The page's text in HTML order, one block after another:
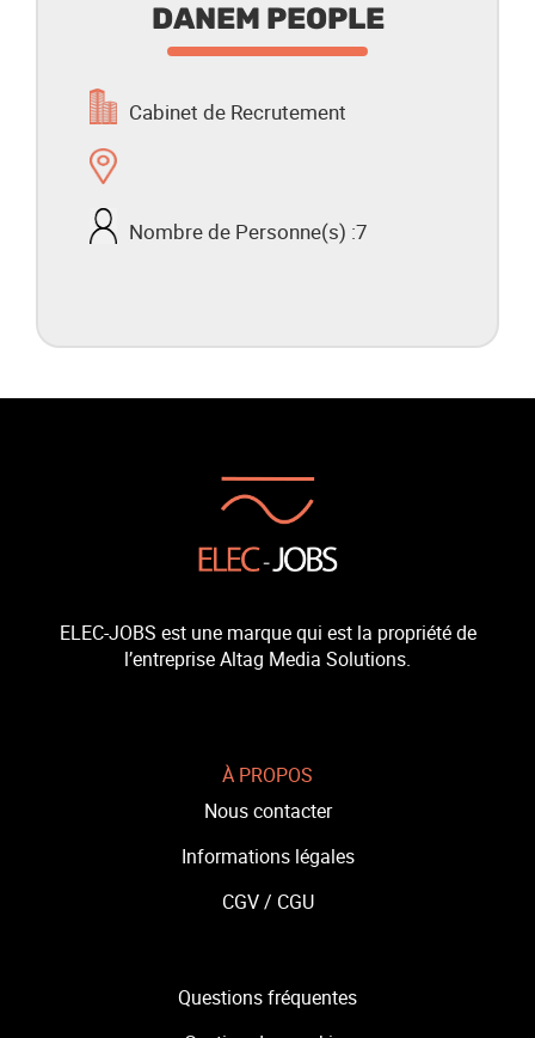
DANEM PEOPLE
Cabinet de Recrutement
Nombre de Personne(s) :7
ELEC-JOBS est une marque qui est la propriété de
l’entreprise Altag Media Solutions.
À PROPOS
Nous contacter
Informations légales
CGV / CGU
Questions fréquentes